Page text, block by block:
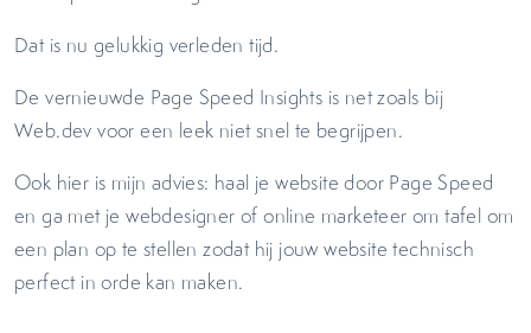
Dat is nu gelukkig verleden tijd.
De vernieuwde Page Speed Insights is net zoals bij
Web.dev voor een leek niet snel te begrijpen.
Ook hier is mijn advies: haal je website door Page Speed
en ga met je webdesigner of online marketeer om tafel om
een plan op te stellen zodat hij jouw website technisch
perfect in orde kan maken.